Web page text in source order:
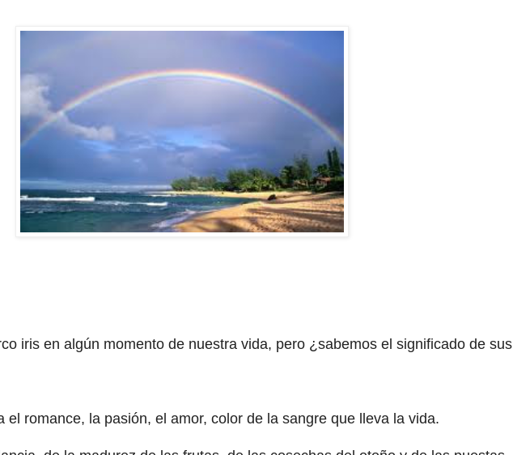
iris en algún momento de nuestra vida, pero ¿sabemos el significado de sus
el romance, la pasión, el amor, color de la sangre que lleva la vida.